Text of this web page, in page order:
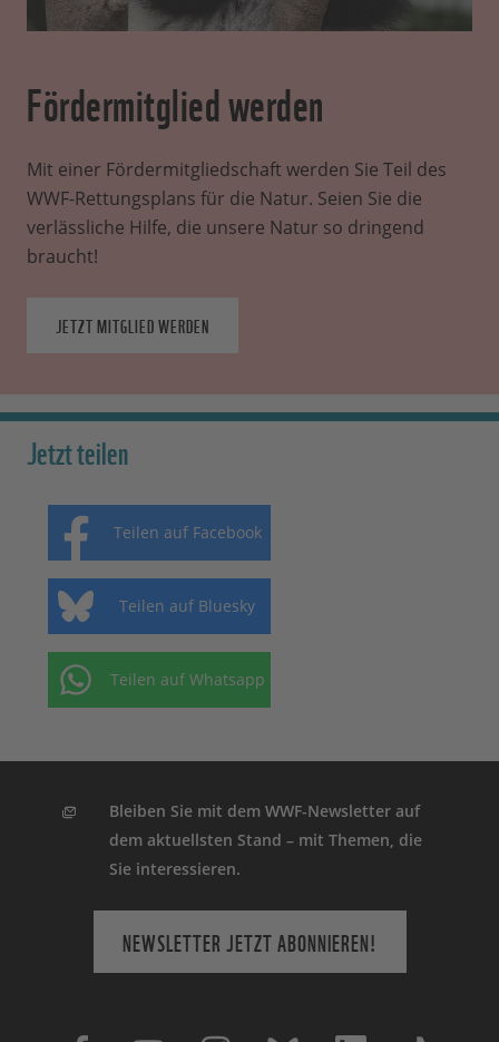
Fördermitglied werden
Mit einer Fördermitgliedschaft werden Sie Teil des
WWF-Rettungsplans für die Natur. Seien Sie die
verlässliche Hilfe, die unsere Natur so dringend
braucht!
JETZT MITGLIED WERDEN
Jetzt teilen
Teilen auf Facebook
Teilen auf Bluesky
Teilen auf Whatsapp
Bleiben Sie mit dem WWF-Newsletter auf
dem aktuellsten Stand – mit Themen, die
Sie interessieren.
NEWSLETTER JETZT ABONNIEREN!